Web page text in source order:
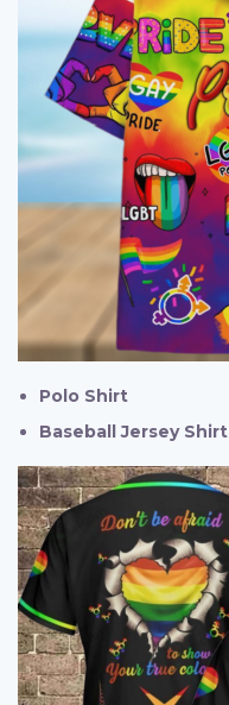
Polo Shirt
Baseball Jersey Shirt